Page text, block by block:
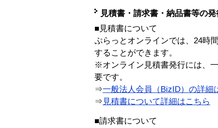
見積書・請求書・納品書等の
■見積書について
ぷらっとオンラインでは、24時
することができます。
※オンライン見積書発行には、
要です。
⇒一般法人会員（BizID）の詳細
⇒ 見積書について詳細はこちら
■請求書について